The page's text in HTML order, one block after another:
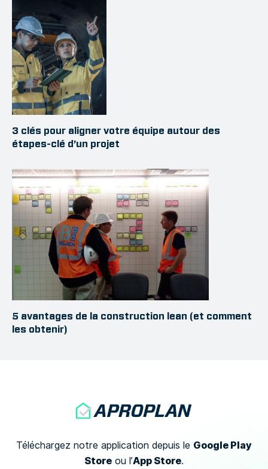
3 clés pour aligner votre équipe autour des
étapes-clé d’un projet
5 avantages de la construction lean (et comment
les obtenir)
Téléchargez notre application depuis le Google Play
Store ou l’App Store.